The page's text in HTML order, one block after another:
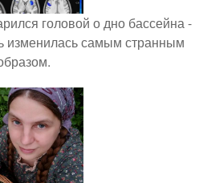
головой о дно бассейна -
изменилась самым странным